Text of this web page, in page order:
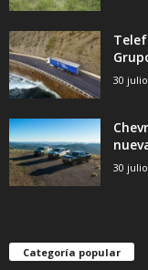
30
30
Categoría popular